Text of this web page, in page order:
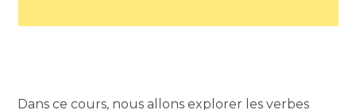
Dans ce cours, nous allons explorer les verbes